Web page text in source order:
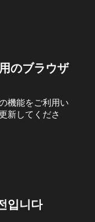
のブラウザ
機能をご利用い
新してくださ
입니다